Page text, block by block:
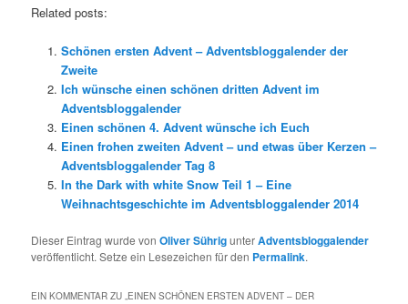
Related posts:
Schönen ersten Advent – Adventsbloggalender der
Zweite
Ich wünsche einen schönen dritten Advent im
Adventsbloggalender
Einen schönen 4. Advent wünsche ich Euch
Einen frohen zweiten Advent – und etwas über Kerzen –
Adventsbloggalender Tag 8
In the Dark with white Snow Teil 1 – Eine
Weihnachtsgeschichte im Adventsbloggalender 2014
Dieser Eintrag wurde vonOliver SührigunterAdventsbloggalender
veröffentlicht. Setze ein Lesezeichen für den Permalink.
EIN KOMMENTAR ZU „EINEN SCHÖNEN ERSTEN ADVENT – DER